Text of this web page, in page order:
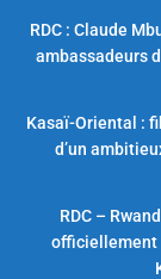
RDC : Claude
ambassadeurs
Kasaï-Oriental :
d’un
RDC –
officiellement